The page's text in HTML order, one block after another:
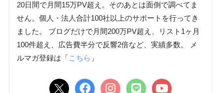
20日間で月間15万PV超え。そのあとは面倒で調べてま
せん。個人・法人合計100社以上のサポートを行ってき
ました。 ブログだけで月間200万PV超え、リスト1ヶ月
100件超え、広告費半分で反響2倍など、実績多数。 メ
ルマガ登録は「こちら 」